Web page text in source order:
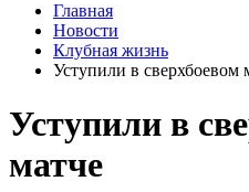
Главная
Новости
Клубная жизнь
Уступили в сверхбоевом
Уступили в
матче